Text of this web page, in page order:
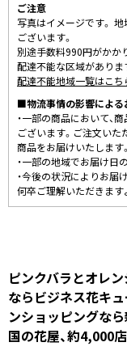
ご注意
写真はイメージです。 地
ございます。
別途手数料990円がかか
配達不能な区域がありま
配達不能地域一覧はこち
■物流事情の影響による
・一部の商品において、
ございます。ご注文い
商品をお届けいたします。
・一部の地域でお届け日
・今後の状況によりお届
何卒ご理解いただきます
ピンクバラとオレ
ならビジネス花キ
ンショッピングな
国の花屋、約4,000